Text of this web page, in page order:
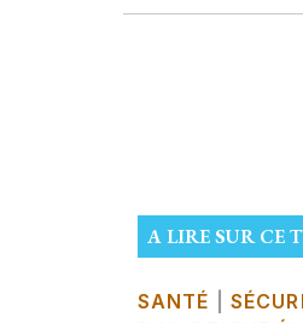
A LIRE SUR CE
SANTÉ